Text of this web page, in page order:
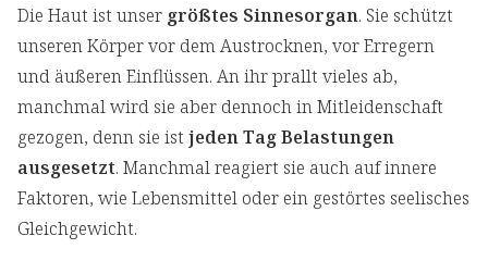
Die Haut ist unser größtes Sinnesorgan. Sie schützt
unseren Körper vor dem Austrocknen, vor Erregern
und äußeren Einflüssen. An ihr prallt vieles ab,
manchmal wird sie aber dennoch in Mitleidenschaft
gezogen, denn sie ist jeden Tag Belastungen
ausgesetzt. Manchmal reagiert sie auch auf innere
Faktoren, wie Lebensmittel oder ein gestörtes seelisches
Gleichgewicht.